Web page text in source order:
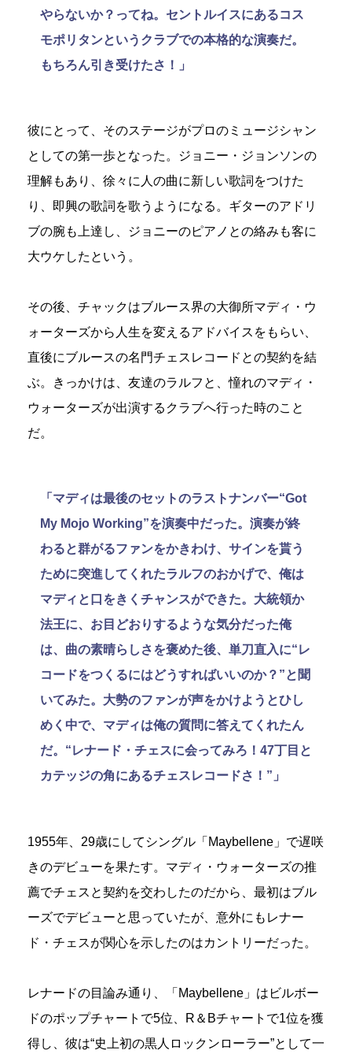
やらないか？ってね。セントルイスにあるコス
モポリタンというクラブでの本格的な演奏だ。
もちろん引き受けたさ！」
彼にとって、そのステージがプロのミュージシャン
としての第一歩となった。ジョニー・ジョンソンの
理解もあり、徐々に人の曲に新しい歌詞をつけた
り、即興の歌詞を歌うようになる。ギターのアドリ
ブの腕も上達し、ジョニーのピアノとの絡みも客に
大ウケしたという。
その後、チャックはブルース界の大御所マディ・ウ
ォーターズから人生を変えるアドバイスをもらい、
直後にブルースの名門チェスレコードとの契約を結
ぶ。きっかけは、友達のラルフと、憧れのマディ・
ウォーターズが出演するクラブへ行った時のこと
だ。
「マディは最後のセットのラストナンバー“Got
My Mojo Working”を演奏中だった。演奏が終
わると群がるファンをかきわけ、サインを貰う
ために突進してくれたラルフのおかげで、俺は
マディと口をきくチャンスができた。大統領か
法王に、お目どおりするような気分だった俺
は、曲の素晴らしさを褒めた後、単刀直入に“レ
コードをつくるにはどうすればいいのか？”と聞
いてみた。大勢のファンが声をかけようとひし
めく中で、マディは俺の質問に答えてくれたん
だ。“レナード・チェスに会ってみろ！47丁目と
カテッジの角にあるチェスレコードさ！”」
1955年、29歳にしてシングル「Maybellene」で遅咲
きのデビューを果たす。マディ・ウォーターズの推
薦でチェスと契約を交わしたのだから、最初はブル
ーズでデビューと思っていたが、意外にもレナー
ド・チェスが関心を示したのはカントリーだった。
レナードの目論み通り、「Maybellene」はビルボー
ドのポップチャートで5位、R＆Bチャートで1位を獲
得し、彼は“史上初の黒人ロックンローラー”として一